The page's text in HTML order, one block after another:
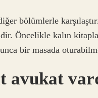
bölümlerle
Öncelikle kalın
bir masada
avukat